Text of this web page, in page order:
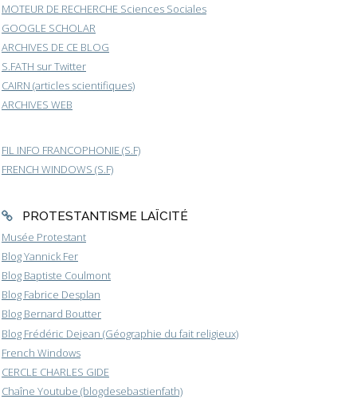
MOTEUR DE RECHERCHE Sciences Sociales
GOOGLE SCHOLAR
ARCHIVES DE CE BLOG
S.FATH sur Twitter
CAIRN (articles scientifiques)
ARCHIVES WEB
FIL INFO FRANCOPHONIE (S.F)
FRENCH WINDOWS (S.F)
PROTESTANTISME LAÏCITÉ
Musée Protestant
Blog Yannick Fer
Blog Baptiste Coulmont
Blog Fabrice Desplan
Blog Bernard Boutter
Blog Frédéric Dejean (Géographie du fait religieux)
French Windows
CERCLE CHARLES GIDE
Chaîne Youtube (blogdesebastienfath)